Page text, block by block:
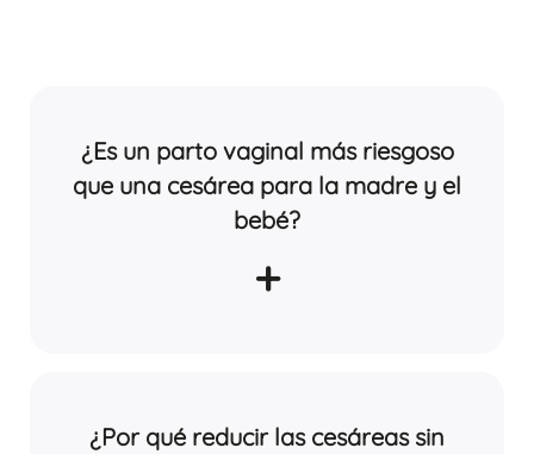
¿Es un parto vaginal más riesgoso
que una cesárea para la madre y el
bebé?
+
¿Por qué reducir las cesáreas sin